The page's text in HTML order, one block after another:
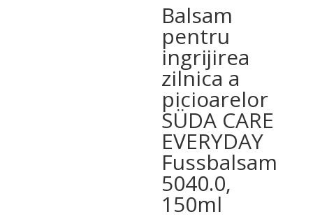
Balsam
pentru
ingrijirea
zilnica a
picioarelor
SÜDA CARE
EVERYDAY
Fussbalsam
5040.0,
150ml